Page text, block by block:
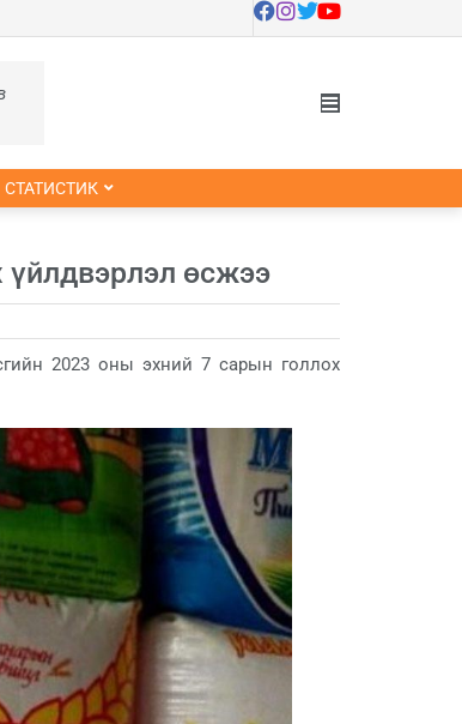
СТАТИСТИК
үйлдвэрлэл өсжээ
2023 оны эхний 7 сарын голлох